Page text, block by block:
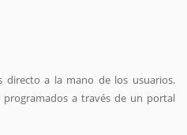
directo a la mano de los usuarios.
a través de un portal